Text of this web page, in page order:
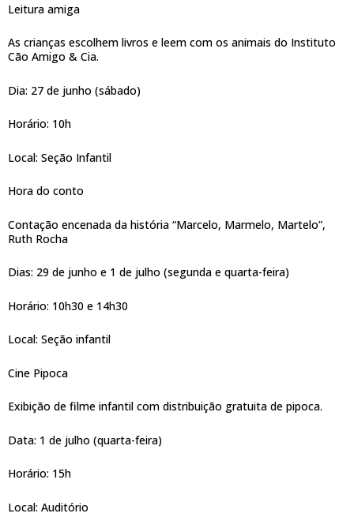
Leitura amiga
As crianças escolhem livros e leem com os animais do Instituto
Cão Amigo & Cia.
Dia: 27 de junho (sábado)
Horário: 10h
Local: Seção Infantil
Hora do conto
Contação encenada da história “Marcelo, Marmelo, Martelo”,
Ruth Rocha
Dias: 29 de junho e 1 de julho (segunda e quarta-feira)
Horário: 10h30 e 14h30
Local: Seção infantil
Cine Pipoca
Exibição de filme infantil com distribuição gratuita de pipoca.
Data: 1 de julho (quarta-feira)
Horário: 15h
Local: Auditório